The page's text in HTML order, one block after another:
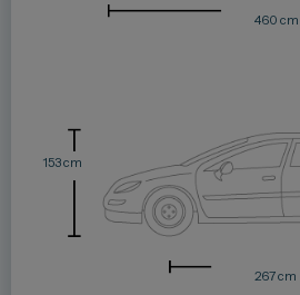
460 cm
153 cm
267 cm